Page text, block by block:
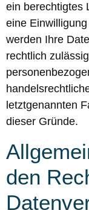
ein berechtigtes
eine
werden Ihre
rechtlich
letztgenannten
dieser Gründe.
den